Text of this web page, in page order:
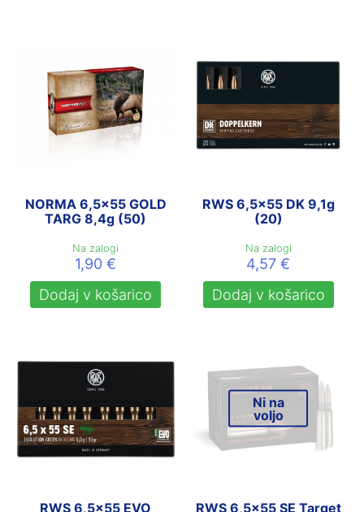
NORMA 6,5×55 GOLD
TARG 8,4g (50)
Na zalogi
1,90€
Dodaj v košarico
RWS 6,5×55 DK 9,1g
(20)
Na zalogi
4,57€
Dodaj v košarico
RWS 6,5×55 EVO
Ni na
voljo
RWS 6,5×55 SE Target